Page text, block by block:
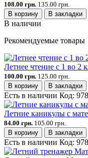
108.00 грн. 135.00 грн.
В корзину
В закладки
В наличии
Рекомендуемые товары
Летнее чтение с 1 во 2
100.00 грн. 125.00 грн.
В корзину
В закладки
Есть в наличии Код:
Летние каникулы с
84.00 грн. 105.00 грн.
В корзину
В закладки
Есть в наличии Код: